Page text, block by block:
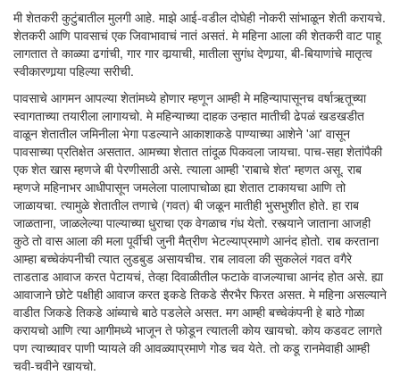
मी शेतकरी कुटुंबातील मुलगी आहे. माझे आई-वडील दोघेही नोकरी सांभाळून शेती करायचे.
शेतकरी आणि पावसाचं एक जिवाभावाचं नातं असतं. मे महिना आला की शेतकरी वाट पाहू
लागतात ते काळ्या ढगांची, गार गार वार्‍याची, मातीला सुगंध देणार्‍या, बी-बियाणांचे मातृत्व
स्वीकारणार्‍या पहिल्या सरीची.
पावसाचे आगमन आपल्या शेतांमध्ये होणार म्हणून आम्ही मे महिन्यापासूनच वर्षाऋतूच्या
स्वागताच्या तयारीला लागायचो. मे महिन्याच्या दाहक उन्हात मातीची ढेपळं खडखडीत
वाळून शेतातील जमिनीला भेगा पडल्याने आकाशाकडे पाण्याच्या आशेने 'आ' वासून
पावसाच्या प्रतिक्षेत असतात. आमच्या शेतात तांदूळ पिकवला जायचा. पाच-सहा शेतांपैकी
एक शेत खास म्हणजे बी पेरणीसाठी असे. त्याला आम्ही 'राबाचे शेत' म्हणत असू. राब
म्हणजे महिनाभर आधीपासून जमलेला पालापाचोळा ह्या शेतात टाकायचा आणि तो
जाळायचा. त्यामुळे शेतातील तणाचे (गवत) बी जळून मातीही भुसभुशीत होते. हा राब
जाळताना, जाळलेल्या पाल्याच्या धुराचा एक वेगळाच गंध येतो. रस्त्याने जाताना आजही
कुठे तो वास आला की मला पूर्वीची जुनी मैत्रीण भेटल्याप्रमाणे आनंद होतो. राब करताना
आम्हा बच्चेकंपनीची त्यात लुडबुड असायचीच. राब लावला की सुकलेलं गवत वगैरे
ताडताड आवाज करत पेटायचं, तेव्हा दिवाळीतील फटाके वाजल्याचा आनंद होत असे. ह्या
आवाजाने छोटे पक्षीही आवाज करत इकडे तिकडे सैरभैर फिरत असत. मे महिना असल्याने
वाडीत जिकडे तिकडे आंब्याचे बाठे पडलेले असत. मग आम्ही बच्चेकंपनी हे बाठे गोळा
करायचो आणि त्या आगीमध्ये भाजून ते फोडून त्यातली कोय खायचो. कोय कडवट लागते
पण त्याच्यावर पाणी प्यायले की आवळ्याप्रमाणे गोड चव येते. तो कडू रानमेवाही आम्ही
चवी‌-चवीने खायचो.